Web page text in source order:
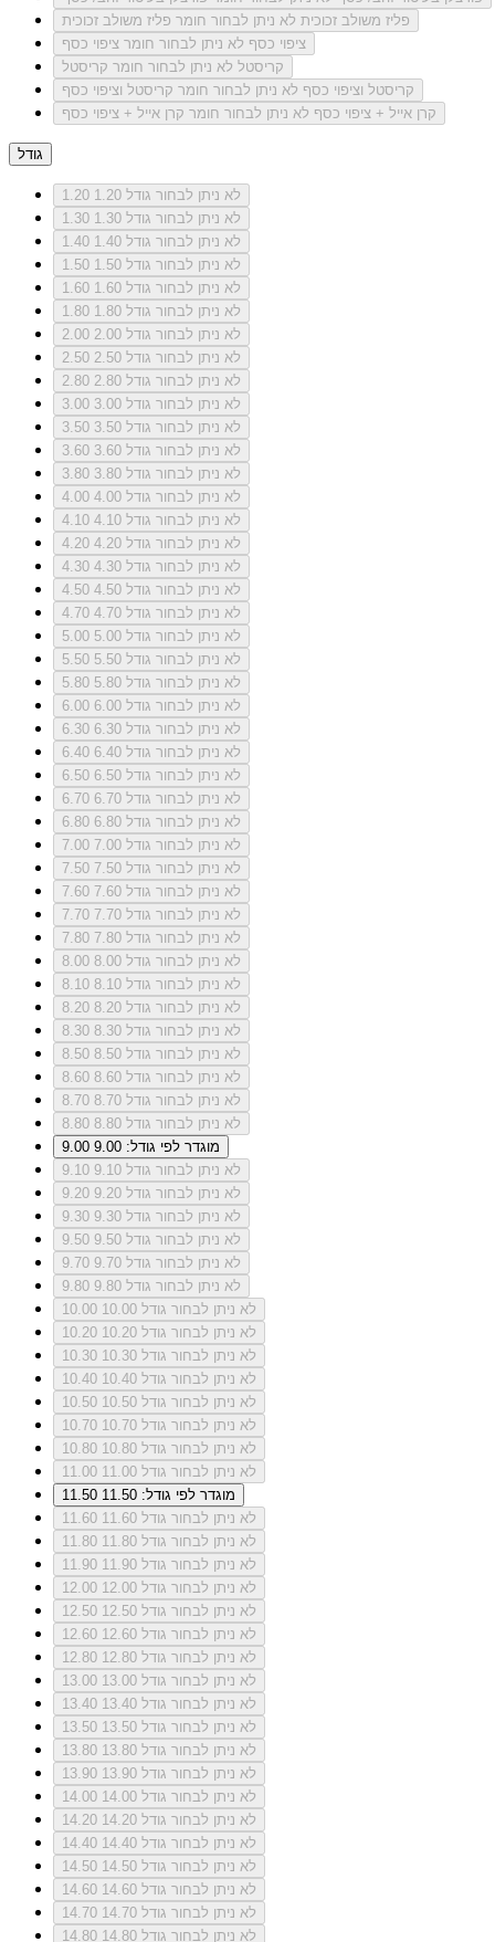
פליז משולב זכוכית לא ניתן לבחור חומר פליז משולב זכוכית
ציפוי כסף לא ניתן לבחור חומר ציפוי כסף
קריסטל לא ניתן לבחור חומר קריסטל
קריסטל וציפוי כסף לא ניתן לבחור חומר קריסטל וציפוי כסף
קרן אייל + ציפוי כסף לא ניתן לבחור חומר קרן אייל + ציפוי כסף
גודל
1.20
לא ניתן לבחור גודל 1.20
1.30
לא ניתן לבחור גודל 1.30
1.40
לא ניתן לבחור גודל 1.40
1.50
לא ניתן לבחור גודל 1.50
1.60
לא ניתן לבחור גודל 1.60
1.80
לא ניתן לבחור גודל 1.80
2.00
לא ניתן לבחור גודל 2.00
2.50
לא ניתן לבחור גודל 2.50
2.80
לא ניתן לבחור גודל 2.80
3.00
לא ניתן לבחור גודל 3.00
3.50
לא ניתן לבחור גודל 3.50
3.60
לא ניתן לבחור גודל 3.60
3.80
לא ניתן לבחור גודל 3.80
4.00
לא ניתן לבחור גודל 4.00
4.10
לא ניתן לבחור גודל 4.10
4.20
לא ניתן לבחור גודל 4.20
4.30
לא ניתן לבחור גודל 4.30
4.50
לא ניתן לבחור גודל 4.50
4.70
לא ניתן לבחור גודל 4.70
5.00
לא ניתן לבחור גודל 5.00
5.50
לא ניתן לבחור גודל 5.50
5.80
לא ניתן לבחור גודל 5.80
6.00
לא ניתן לבחור גודל 6.00
6.30
לא ניתן לבחור גודל 6.30
6.40
לא ניתן לבחור גודל 6.40
6.50
לא ניתן לבחור גודל 6.50
6.70
לא ניתן לבחור גודל 6.70
6.80
לא ניתן לבחור גודל 6.80
7.00
לא ניתן לבחור גודל 7.00
7.50
לא ניתן לבחור גודל 7.50
7.60
לא ניתן לבחור גודל 7.60
7.70
לא ניתן לבחור גודל 7.70
7.80
לא ניתן לבחור גודל 7.80
8.00
לא ניתן לבחור גודל 8.00
8.10
לא ניתן לבחור גודל 8.10
8.20
לא ניתן לבחור גודל 8.20
8.30
לא ניתן לבחור גודל 8.30
8.50
לא ניתן לבחור גודל 8.50
8.60
לא ניתן לבחור גודל 8.60
8.70
לא ניתן לבחור גודל 8.70
8.80
לא ניתן לבחור גודל 8.80
9.00
מוגדר לפי גודל: 9.00
9.10
לא ניתן לבחור גודל 9.10
9.20
לא ניתן לבחור גודל 9.20
9.30
לא ניתן לבחור גודל 9.30
9.50
לא ניתן לבחור גודל 9.50
9.70
לא ניתן לבחור גודל 9.70
9.80
לא ניתן לבחור גודל 9.80
10.00
לא ניתן לבחור גודל 10.00
10.20
לא ניתן לבחור גודל 10.20
10.30
לא ניתן לבחור גודל 10.30
10.40
לא ניתן לבחור גודל 10.40
10.50
לא ניתן לבחור גודל 10.50
10.70
לא ניתן לבחור גודל 10.70
10.80
לא ניתן לבחור גודל 10.80
11.00
לא ניתן לבחור גודל 11.00
11.50
מוגדר לפי גודל: 11.50
11.60
לא ניתן לבחור גודל 11.60
11.80
לא ניתן לבחור גודל 11.80
11.90
לא ניתן לבחור גודל 11.90
12.00
לא ניתן לבחור גודל 12.00
12.50
לא ניתן לבחור גודל 12.50
12.60
לא ניתן לבחור גודל 12.60
12.80
לא ניתן לבחור גודל 12.80
13.00
לא ניתן לבחור גודל 13.00
13.40
לא ניתן לבחור גודל 13.40
13.50
לא ניתן לבחור גודל 13.50
13.80
לא ניתן לבחור גודל 13.80
13.90
לא ניתן לבחור גודל 13.90
14.00
לא ניתן לבחור גודל 14.00
14.20
לא ניתן לבחור גודל 14.20
14.40
לא ניתן לבחור גודל 14.40
14.50
לא ניתן לבחור גודל 14.50
14.60
לא ניתן לבחור גודל 14.60
14.70
לא ניתן לבחור גודל 14.70
14.80
לא ניתן לבחור גודל 14.80